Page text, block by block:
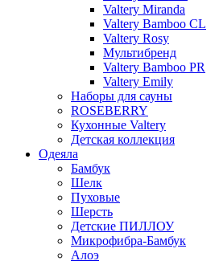
Valtery Miranda
Valtery Bamboo CL
Valtery Rosy
Мультибренд
Valtery Bamboo PR
Valtery Emily
Наборы для сауны
ROSEBERRY
Кухонные Valtery
Детская коллекция
Одеяла
Бамбук
Шелк
Пуховые
Шерсть
Детские ПИЛЛОУ
Микрофибра-Бамбук
Алоэ